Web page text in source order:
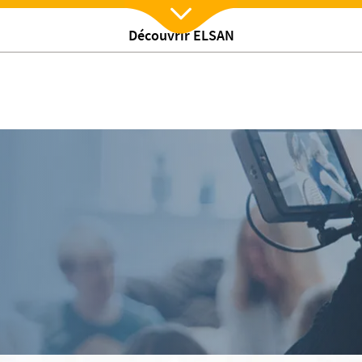
Découvrir ELSAN
Nx:Afficher menu